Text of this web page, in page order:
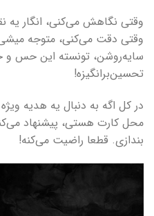
وقتی نگاهش می‌کنی، انگار یه
وقتی دقت می‌کنی، متوجه میشی
سایه‌روشن، تونسته این حس و
تحسین‌برانگیزه!
در کل اگه به دنبال یه هدیه
محل کارت هستی، پیشنهاد
بندازی. قطعا راضیت می‌کنه!